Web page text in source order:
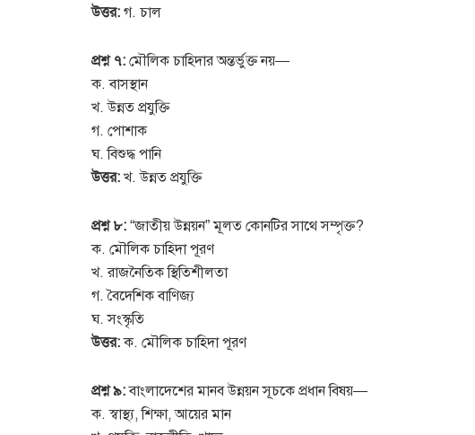
উত্তর: গ. চাল
প্রশ্ন ৭: মৌলিক চাহিদার অন্তর্ভুক্ত নয়—
ক. বাসস্থান
খ. উন্নত প্রযুক্তি
গ. পোশাক
ঘ. বিশুদ্ধ পানি
উত্তর: খ. উন্নত প্রযুক্তি
প্রশ্ন ৮: “জাতীয় উন্নয়ন” মূলত কোনটির সাথে সম্পৃক্ত?
ক. মৌলিক চাহিদা পূরণ
খ. রাজনৈতিক স্থিতিশীলতা
গ. বৈদেশিক বাণিজ্য
ঘ. সংস্কৃতি
উত্তর:ক. মৌলিক চাহিদা পূরণ
প্রশ্ন ৯:বাংলাদেশের মানব উন্নয়ন সূচকে প্রধান বিষয়—
ক. স্বাস্থ্য, শিক্ষা, আয়ের মান